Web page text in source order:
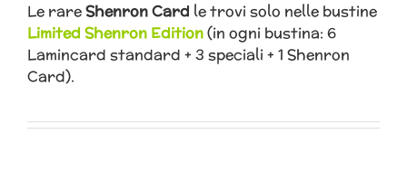
Le rareShenron Card le trovi solo nelle bustine
Limited Shenron Edition(in ogni bustina: 6
Lamincard standard + 3 speciali + 1 Shenron
Card).